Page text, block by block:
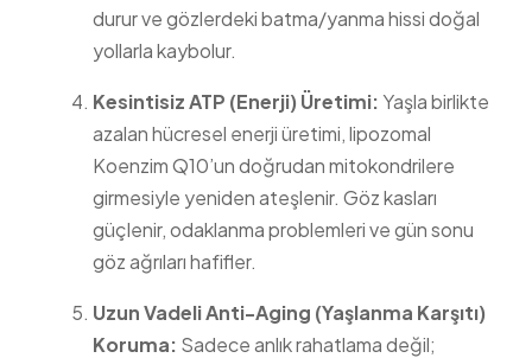
durur ve gözlerdeki batma/yanma hissi doğal
yollarla kaybolur.
Kesintisiz ATP (Enerji) Üretimi: Yaşla birlikte
azalan hücresel enerji üretimi, lipozomal
Koenzim Q10’un doğrudan mitokondrilere
girmesiyle yeniden ateşlenir. Göz kasları
güçlenir, odaklanma problemleri ve gün sonu
göz ağrıları hafifler.
Uzun Vadeli Anti-Aging (Yaşlanma Karşıtı)
Koruma: Sadece anlık rahatlama değil;